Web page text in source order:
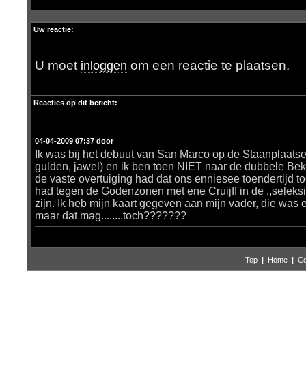
Uw reactie:
U moet inloggen om een reactie te plaatsen.
Reacties op dit bericht:
04-04-2009 07:37 door
Ik was bij het debuut van San Marco op de
gulden, jawel) en ik ben toen NIET naar de dubbele
de vaste overtuiging had dat ons enniesee toendertijd
had tegen de Godenzonen met ene Cruijff in de
zijn. Ik heb mijn kaart gegeven aan mijn vader, die was
maar dat mag........toch???????
Top | Home |